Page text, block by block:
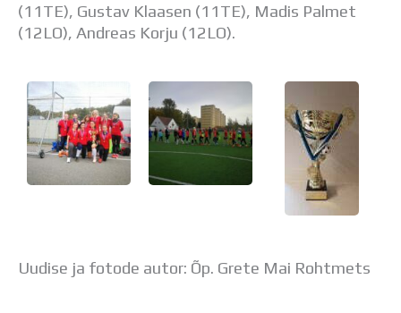
(11TE), Gustav Klaasen (11TE), Madis Palmet
(12LO), Andreas Korju (12LO).
Uudise ja fotode autor: Õp. Grete Mai Rohtmets